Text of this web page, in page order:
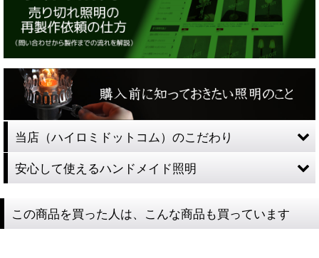
当店（ハイロミドットコム）のこだわり
安心して使えるハンドメイド照明
この商品を買った人は、こんな商品も買っています